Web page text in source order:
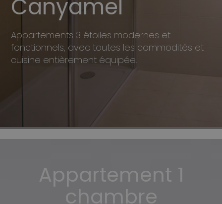
Canyamel
Appartements 3 étoiles modernes et
fonctionnels, avec toutes les commodités et
cuisine entièrement équipée.
Appartement 1
chambre
Studio